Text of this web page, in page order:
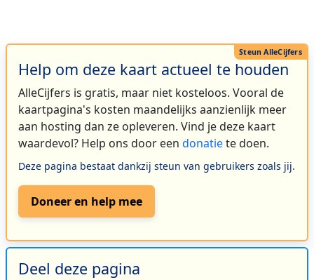
Help om deze kaart actueel te houden
AlleCijfers is gratis, maar niet kosteloos. Vooral de
kaartpagina's kosten maandelijks aanzienlijk meer
aan hosting dan ze opleveren. Vind je deze kaart
waardevol? Help ons door een donatiete doen.
Deze pagina bestaat dankzij steun van gebruikers zoals jij.
Doneer en help mee
Deel deze pagina